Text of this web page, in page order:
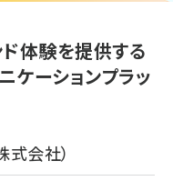
体験を提供する
ケーションプラッ
会社）